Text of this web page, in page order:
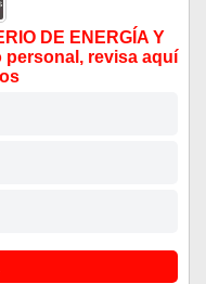
DE ENERGÍA Y
personal, revisa aquí